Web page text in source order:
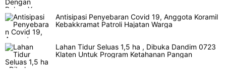
Antisipasi Penyebaran Covid 19, Anggota Koramil
Kebakkramat Patroli Hajatan Warga
Lahan Tidur Seluas 1,5 ha , Dibuka Dandim 0723
Klaten Untuk Program Ketahanan Pangan